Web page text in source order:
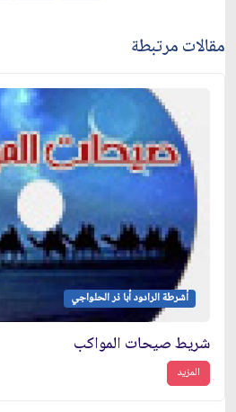
مقالات مرتبطة
أشرطة الرادود أبا ذر الحلواجي
شريط صيحات المواكب
المزيد